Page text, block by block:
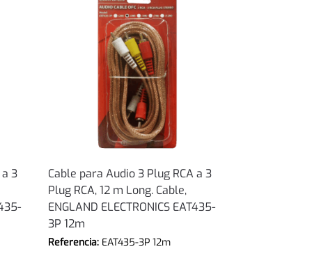
3
Cable para Audio 3 Plug RCA a 3
Plug RCA, 12 m Long. Cable,
ENGLAND ELECTRONICS EAT435-
3P 12m
Referencia: EAT435-3P 12m